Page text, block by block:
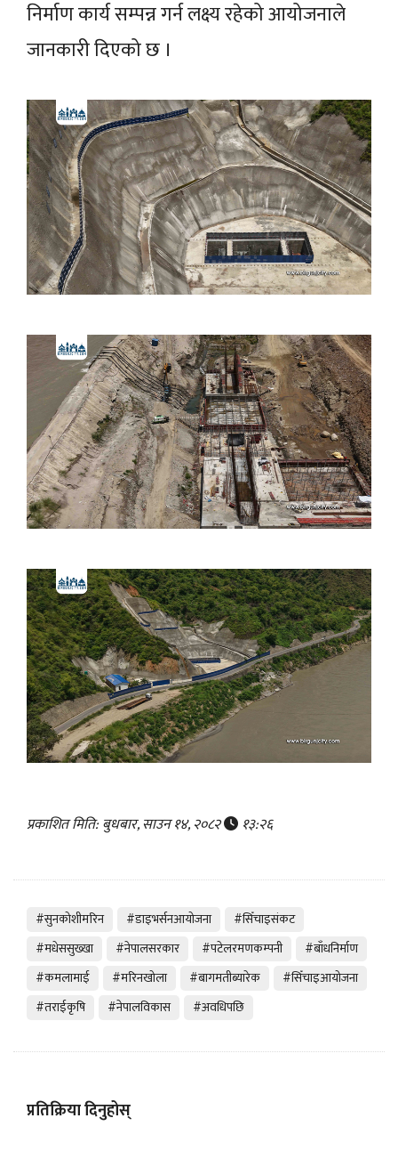
निर्माण कार्य सम्पन्न गर्न लक्ष्य रहेको आयोजनाले
जानकारी दिएको छ ।
प्रकाशित मिति: बुधबार, साउन १४, २०८२ १३:२६
#सुनकोशीमरिन #डाइभर्सनआयोजना
#सिँचाइसंकट
#मधेससुख्खा
#नेपालसरकार #पटेलरमणकम्पनी
#बाँधनिर्माण
#कमलामाई
#मरिनखोला #बागमतीब्यारेक
#सिँचाइआयोजना
#तराईकृषि
#नेपालविकास #अवधिपछि
प्रतिक्रिया दिनुहोस्